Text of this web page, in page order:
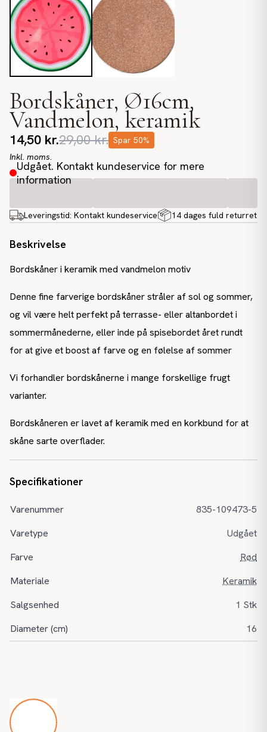
Bordskåner, Ø16cm,
Vandmelon, keramik
14,50 kr.29,00kr. Spar 50%
Inkl. moms.
Udgået. Kontakt kundeservice for mere
information
Leveringstid: Kontakt kundeservice 14 dages fuld returret
Beskrivelse
Bordskåner i keramik med vandmelon motiv
Denne fine farverige bordskåner stråler af sol og sommer,
og vil være helt perfekt på terrasse- eller altanbordet i
sommermånederne, eller inde på spisebordet året rundt
for at give et boost af farve og en følelse af sommer
Vi forhandler bordskånerne i mange forskellige frugt
varianter.
Bordskåneren er lavet af keramik med en korkbund for at
skåne sarte overflader.
Specifikationer
Varenummer
835-109473-5
Varetype
Udgået
Farve
Rød
Materiale
Keramik
Salgsenhed
1 Stk
Diameter (cm)
16